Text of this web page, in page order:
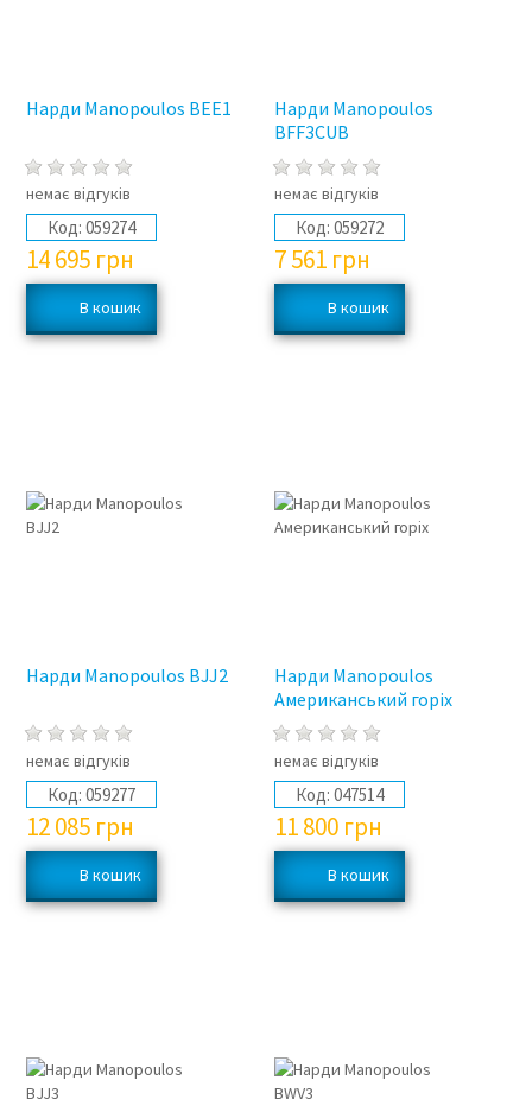
Нарди Manopoulos BEE1
немає відгуків
Код: 059274
14 695 грн
Нарди Manopoulos
BFF3CUB
немає відгуків
Код: 059272
7 561 грн
Нарди Manopoulos BJJ2
немає відгуків
Код: 059277
12 085 грн
Нарди Manopoulos
Американський горіх
немає відгуків
Код: 047514
11 800 грн